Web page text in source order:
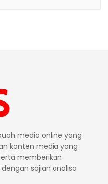
media online yang
konten media yang
memberikan
sajian analisa